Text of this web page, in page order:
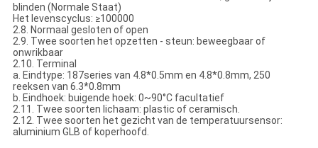
blinden (Normale Staat)
Het levenscyclus: ≥100000
2.8. Normaal gesloten of open
2.9. Twee soorten het opzetten - steun: beweegbaar of
onwrikbaar
2.10. Terminal
a. Eindtype: 187series van 4.8*0.5mm en 4.8*0.8mm, 250
reeksen van 6.3*0.8mm
b. Eindhoek: buigende hoek: 0~90°C facultatief
2.11. Twee soorten lichaam: plastic of ceramisch.
2.12. Twee soorten het gezicht van de temperatuursensor:
aluminium GLB of koperhoofd.